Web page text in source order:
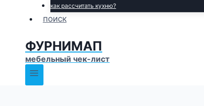
как рассчитать кухню?
поиск
ФУРНИМАП
мебельный чек-лист